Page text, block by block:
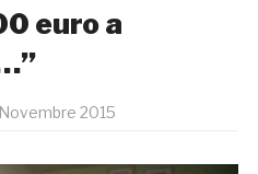
euro a
2015